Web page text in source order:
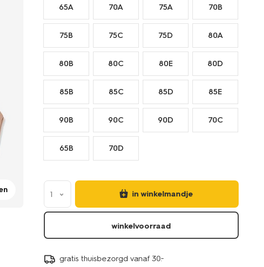
65A 70A 75A 70B
75B 75C 75D 80A
80B 80C 80E 80D
85B 85C 85D 85E
90B 90C 90D 70C
65B 70D
1 in winkelmandje
winkelvoorraad
gratis thuisbezorgd vanaf 30.-